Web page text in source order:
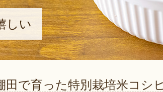
しい
田で育った特別栽培米コシ